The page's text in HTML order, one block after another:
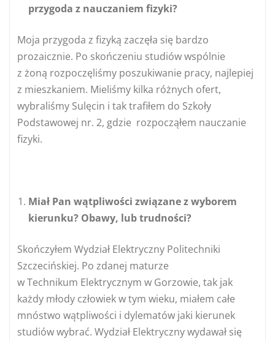
przygoda z nauczaniem fizyki?
Moja przygoda z fizyką zaczęła się bardzo
prozaicznie. Po skończeniu studiów wspólnie
z żoną rozpoczęliśmy poszukiwanie pracy, najlepiej
z mieszkaniem. Mieliśmy kilka różnych ofert,
wybraliśmy Sulęcin i tak trafiłem do Szkoły
Podstawowej nr. 2, gdzie rozpocząłem nauczanie
fizyki.
Miał Pan wątpliwości związane z wyborem
kierunku? Obawy, lub trudności?
Skończyłem Wydział Elektryczny Politechniki
Szczecińskiej. Po zdanej maturze
w Technikum Elektrycznym w Gorzowie, tak jak
każdy młody człowiek w tym wieku, miałem całe
mnóstwo wątpliwości i dylematów jaki kierunek
studiów wybrać. Wydział Elektryczny wydawał się